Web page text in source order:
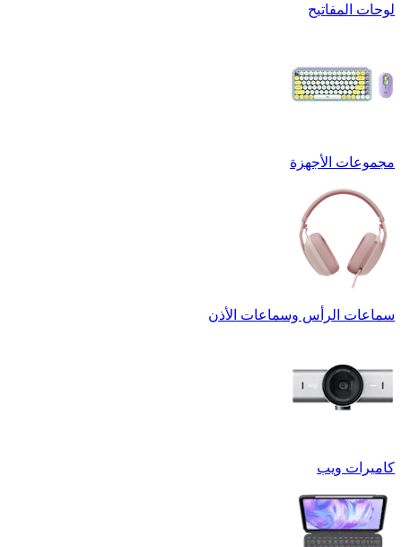
لوحات المفاتيح
مجموعات الأجهزة
سماعات الرأس وسماعات الأذن
كاميرات ويب